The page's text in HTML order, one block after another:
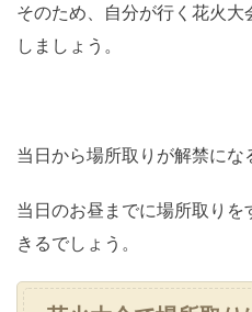
そのため、自分が行く花火
しましょう。
当日から場所取りが解禁にな
当日のお昼までに場所取り
きるでしょう。